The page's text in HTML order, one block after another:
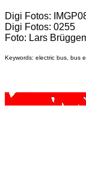
Digi Fotos:
Digi Fotos: 0255
Foto: Lars
Keywords: electric bus, bus